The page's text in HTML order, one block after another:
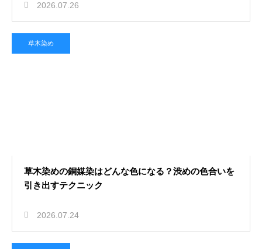
2026.07.26
草木染め
草木染めの銅媒染はどんな色になる？渋めの色合いを
引き出すテクニック
2026.07.24